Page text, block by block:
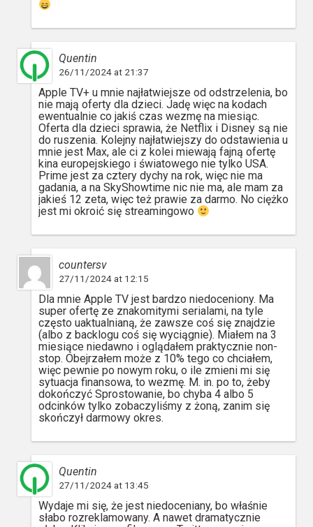
Quentin
26/11/2024 at 21:37
Apple TV+ u mnie najłatwiejsze od odstrzelenia, bo
nie mają oferty dla dzieci. Jadę więc na kodach
ewentualnie co jakiś czas wezmę na miesiąc.
Oferta dla dzieci sprawia, że Netflix i Disney są nie
do ruszenia. Kolejny najłatwiejszy do odstawienia u
mnie jest Max, ale ci z kolei miewają fajną ofertę
kina europejskiego i światowego nie tylko USA.
Prime jest za cztery dychy na rok, więc nie ma
gadania, a na SkyShowtime nic nie ma, ale mam za
jakieś 12 zeta, więc też prawie za darmo. No ciężko
jest mi okroić się streamingowo
countersv
27/11/2024 at 12:15
Dla mnie Apple TV jest bardzo niedoceniony. Ma
super ofertę ze znakomitymi serialami, na tyle
często uaktualnianą, że zawsze coś się znajdzie
(albo z backlogu coś się wyciągnie). Miałem na 3
miesiące niedawno i oglądałem praktycznie non-
stop. Obejrzałem może z 10% tego co chciałem,
więc pewnie po nowym roku, o ile zmieni mi się
sytuacja finansowa, to wezmę. M. in. po to, żeby
dokończyć Sprostowanie, bo chyba 4 albo 5
odcinków tylko zobaczyliśmy z żoną, zanim się
skończył darmowy okres.
Quentin
27/11/2024 at 13:45
Wydaje mi się, że jest niedoceniany, bo właśnie
słabo rozreklamowany. A nawet dramatycznie